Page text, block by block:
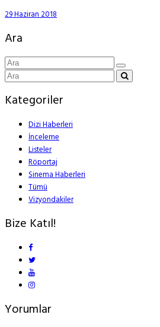
29 Haziran 2018
Ara
Kategoriler
Dizi Haberleri
İnceleme
Listeler
Röportaj
Sinema Haberleri
Tümü
Vizyondakiler
Bize Katıl!
Yorumlar